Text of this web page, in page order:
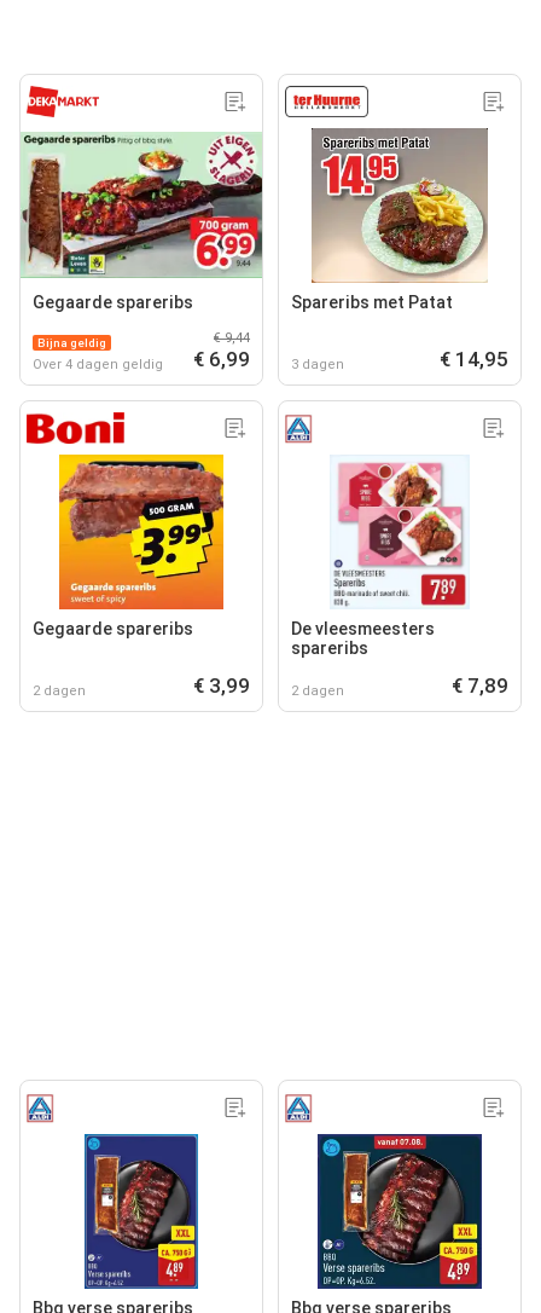
Gegaarde spareribs
Bijna geldig
Over 4 dagen geldig
€ 9,44
€ 6,99
Spareribs met Patat
3 dagen € 14,95
Gegaarde spareribs
2 dagen € 3,99
De vleesmeesters
spareribs
2 dagen € 7,89
Bbq verse spareribs Bbq verse spareribs